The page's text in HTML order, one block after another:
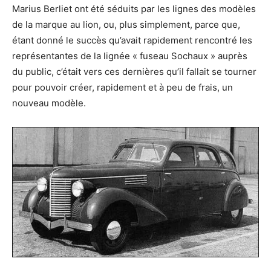
Marius Berliet ont été séduits par les lignes des modèles
de la marque au lion, ou, plus simplement, parce que,
étant donné le succès qu’avait rapidement rencontré les
représentantes de la lignée « fuseau Sochaux » auprès
du public, c’était vers ces dernières qu’il fallait se tourner
pour pouvoir créer, rapidement et à peu de frais, un
nouveau modèle.